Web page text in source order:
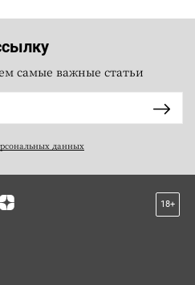
самые важные статьи
данных
18+